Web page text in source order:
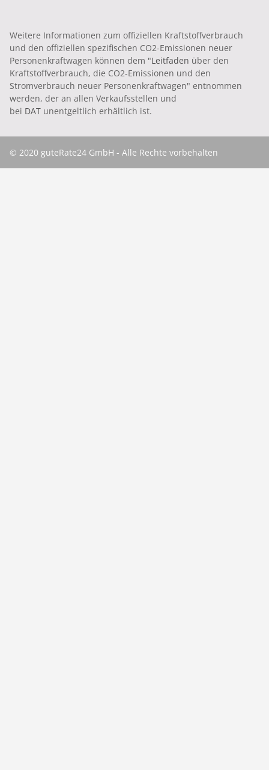
Weitere Informationen zum offiziellen Kraftstoffverbrauch
und den offiziellen spezifischen CO2-Emissionen neuer
Personenkraftwagen können dem "Leitfaden über den
Kraftstoffverbrauch, die CO2-Emissionen und den
Stromverbrauch neuer Personenkraftwagen" entnommen
werden, der an allen Verkaufsstellen und
bei DAT unentgeltlich erhältlich ist.
© 2020 guteRate24 GmbH - Alle Rechte vorbehalten